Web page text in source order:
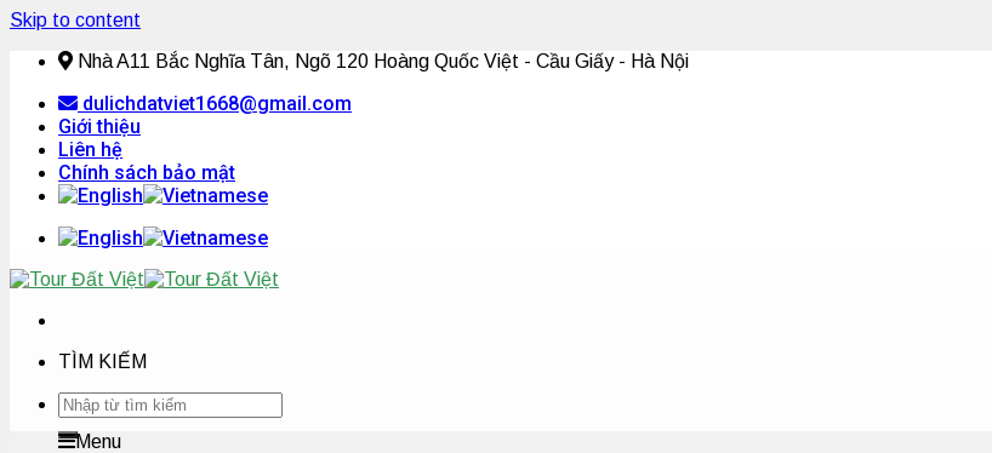
Skip to content
Nhà A11 Bắc Nghĩa Tân, Ngõ 120 Hoàng Quốc Việt - Cầu Giấy - Hà Nội
dulichdatviet1668@gmail.com
Giới thiệu
Liên hệ
Chính sách bảo mật
TÌM KIẾM
Menu